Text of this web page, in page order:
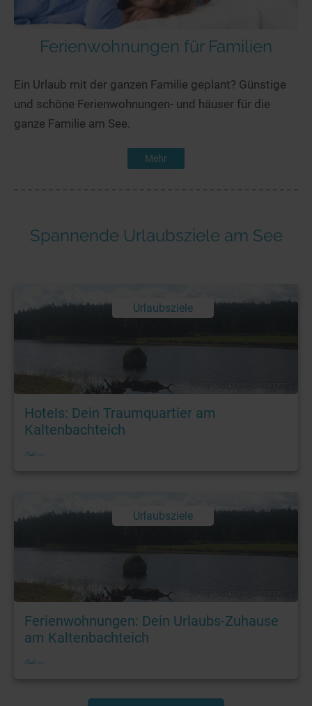
Ferienwohnungen für Familien
Ein Urlaub mit der ganzen Familie geplant? Günstige
und schöne Ferienwohnungen- und häuser für die
ganze Familie am See.
Mehr
Spannende Urlaubsziele am See
Urlaubsziele
Hotels: Dein Traumquartier am
Kaltenbachteich
Urlaubsziele
Ferienwohnungen: Dein Urlaubs-Zuhause
am Kaltenbachteich